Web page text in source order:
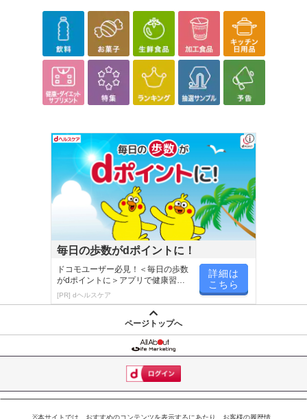
毎日の歩数がdポイントに！
ドコモユーザー必見！＜毎日の歩数
がdポイントに＞アプリで健康習慣
が楽しく続く
[PR] dヘルスケア
詳細は
こちら
ページトップへ
※本サイトでは、おすすめのコンテンツを表示するにあたり、お客様の履歴情